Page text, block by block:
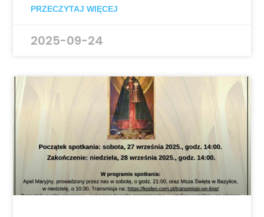
PRZECZYTAJ WIĘCEJ
2025-09-24